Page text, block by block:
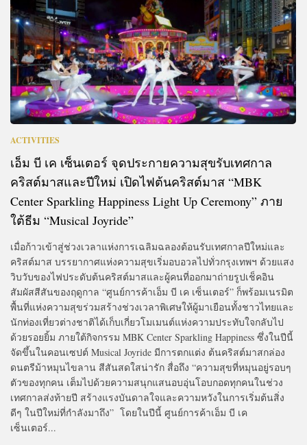
ACTIVITIES
เอ็ม บี เค เซ็นเตอร์ จุดประกายความสุขรับเทศกาล
คริสต์มาสและปีใหม่ เปิดไฟต้นคริสต์มาส “MBK
Center Sparkling Happiness Light Up Ceremony” ภาย
ใต้ธีม “Musical Joyride”
เมื่อก้าวเข้าสู่ช่วงเวลาแห่งการเฉลิมฉลองต้อนรับเทศกาลปีใหม่และ
คริสต์มาส บรรยากาศแห่งความสุขเริ่มอบอวลไปทั่วกรุงเทพฯ ด้วยแสง
วิบวับของไฟประดับต้นคริสต์มาสและผู้คนที่ออกมาถ่ายรูปเช็คอิน
สัมผัสสีสันของฤดูกาล “ศูนย์การค้าเอ็ม บี เค เซ็นเตอร์” ก็พร้อมเนรมิต
พื้นที่แห่งความสุขร่วมสร้างช่วงเวลาพิเศษให้ผู้มาเยือนทั้งชาวไทยและ
นักท่องเที่ยวต่างชาติได้เก็บเกี่ยวโมเมนต์แห่งความประทับใจกลับไป
ด้วยรอยยิ้ม ภายใต้กิจกรรม MBK Center Sparkling Happiness ซึ่งในปีนี้
จัดขึ้นในคอนเซปต์ Musical Joyride มีการตกแต่ง ต้นคริสต์มาสกล่อง
ดนตรีม้าหมุนไขลาน สีสันสดใสน่ารัก สื่อถึง “ความสุขที่หมุนอยู่รอบๆ
ตัวของทุกคน เต็มไปด้วยความสนุกแสนอบอุ่นโอบกอดทุกคนในช่วง
เทศกาลส่งท้ายปี สร้างแรงบันดาลใจและความหวังในการเริ่มต้นสิ่ง
ดีๆ ในปีใหม่ที่กำลังมาถึง” โดยในปีนี้ ศูนย์การค้าเอ็ม บี เค
เซ็นเตอร์...